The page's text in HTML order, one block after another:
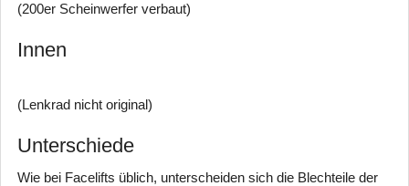
(200er Scheinwerfer verbaut)
Innen
(Lenkrad nicht original)
Unterschiede
Wie bei Facelifts üblich, unterscheiden sich die Blechteile der